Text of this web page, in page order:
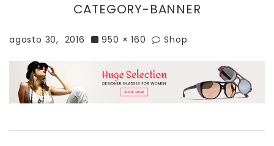
CATEGORY-BANNER
agosto 30, 2016 950 × 160 Shop